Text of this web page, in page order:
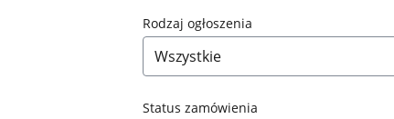
Rodzaj ogłoszenia
Status zamówienia